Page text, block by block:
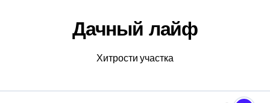
Дачный лайф
Хитрости участка